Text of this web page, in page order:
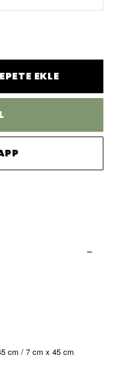
EKLE
cm / 7 cm x 45 cm